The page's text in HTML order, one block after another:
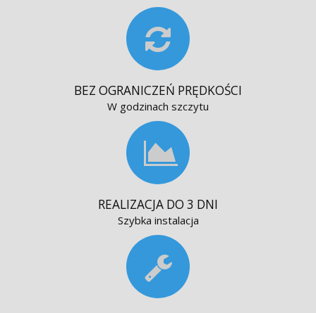
BEZ OGRANICZEŃ PRĘDKOŚCI
W godzinach szczytu
REALIZACJA DO 3 DNI
Szybka instalacja